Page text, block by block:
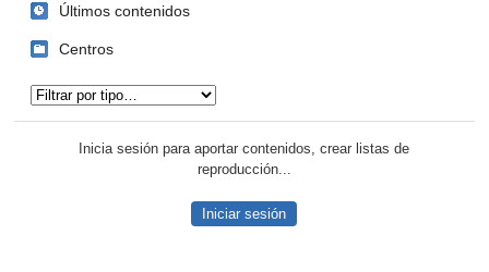
Últimos contenidos
Centros
Inicia sesión para aportar contenidos, crear listas de
reproducción...
Iniciar sesión